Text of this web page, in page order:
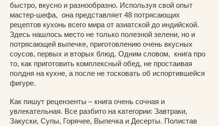
быстро, вкусно и разнообразно. Используя свой опыт
мастер-шефа, она представляет 48 потрясающих
рецептов кухонь всего мира от азиатской до индийской.
Здесь нашлось место не только полезной зелени, но и
потрясающей выпечке, приготовлению очень вкусных
соусов, первых и вторых блюд. Одним словом, книга про
то, как приготовить комплексный обед, не простаивая
полдня на кухне, а после не тосковать об испортившейся
фигуре.
Как пишут рецензенты – книга очень сочная и
увлекательная. Все разбито на категории: Завтраки,
Закуски, Супы, Горячее, Выпечка и Десерты. Полистав